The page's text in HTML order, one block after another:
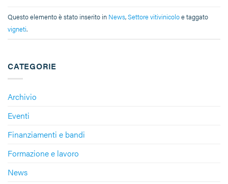
CATEGORIE
Archivio
Eventi
Finanziamenti e bandi
Formazione e lavoro
News
Questo elemento è stato inserito in News,Settore vitivinicoloe taggato
vigneti.